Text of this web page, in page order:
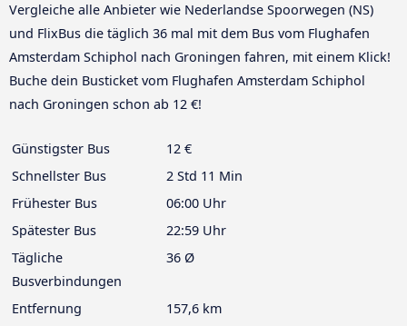
Vergleiche alle Anbieter wie Nederlandse Spoorwegen (NS)
und FlixBus die täglich 36 mal mit dem Bus vom Flughafen
Amsterdam Schiphol nach Groningen fahren, mit einem Klick!
Buche dein Busticket vom Flughafen Amsterdam Schiphol
nach Groningen schon ab 12 €!
Günstigster Bus
12 €
Schnellster Bus
2 Std 11 Min
Frühester Bus
06:00 Uhr
Spätester Bus
22:59 Uhr
Tägliche
Busverbindungen
36 Ø
Entfernung
157,6 km